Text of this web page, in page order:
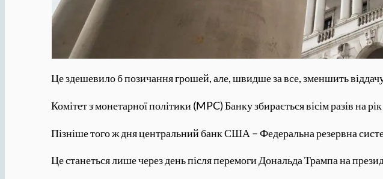
Це здешевило б позичання грошей, але, швидше за все, зменшить
Комітет з монетарної політики (MPC) Банку збирається вісім разів на
Пізніше того ж дня центральний банк США – Федеральна резервна
Це станеться лише через день після перемоги Дональда Трампа на